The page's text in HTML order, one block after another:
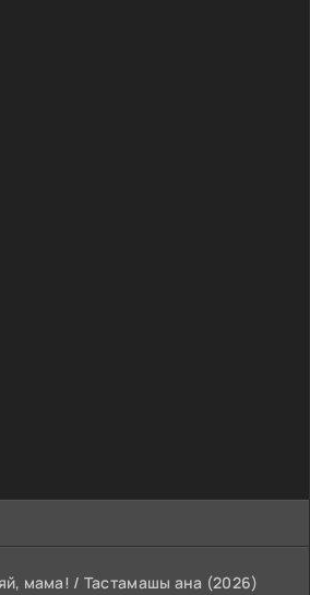
мама! / Тастамашы ана (2026)